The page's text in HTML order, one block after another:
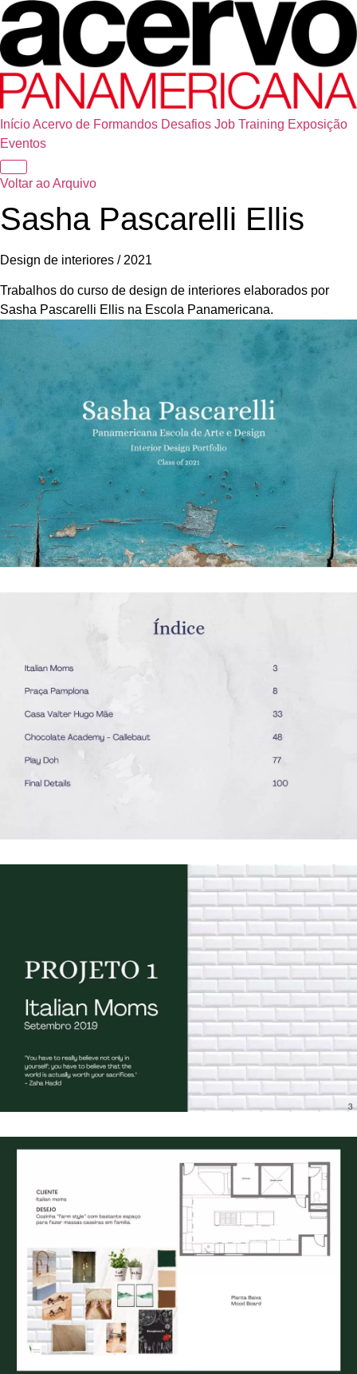
InícioAcervo de Formandos Desafios Job Training Exposição
Eventos
Voltar ao Arquivo
Sasha Pascarelli Ellis
Design de interiores / 2021
Trabalhos do curso de design de interiores elaborados por
Sasha Pascarelli Ellis na Escola Panamericana.